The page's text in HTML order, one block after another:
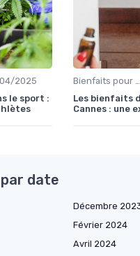
2025
le sport :
Les bienfaits
Cannes : une
date
Décembre
Février 2024
Avril 2024